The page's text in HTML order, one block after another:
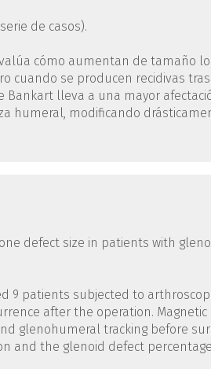
de casos).
cómo aumentan de tamaño
cuando se producen recidivas tras
Bankart lleva a una mayor
humeral, modificando
defect size in patients with
9 patients subjected to
after the operation. Magnetic
glenohumeral tracking before
and the glenoid defect